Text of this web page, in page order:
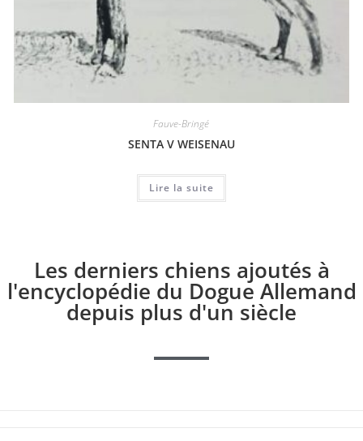
Fauve-Bringé
SENTA V WEISENAU
Lire la suite
Les derniers chiens ajoutés à
l'encyclopédie du Dogue Allemand
depuis plus d'un siècle